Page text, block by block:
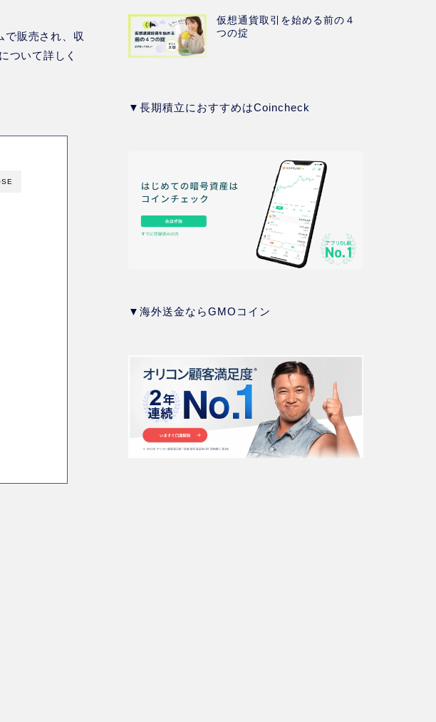
で販売され、収
について詳しく
仮想通貨取引を始める前の４
つの掟
▼長期積立におすすめはCoincheck
▼海外送金ならGMOコイン